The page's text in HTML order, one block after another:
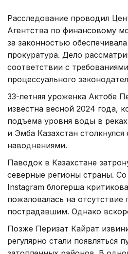
Расследование проводил
Агентства по финансовому
за законностью
прокуратура. Дело
соответствии с
процессуального
33-летняя уроженка Актобе
известна весной 2024 года,
подъема уровня воды в
и Эмба Казахстан
наводнениями.
Паводок в Казахстане
северные регионы страны.
Instagram блогерша
пожаловалась на
пострадавшим. Однако
Позже Перизат Кайрат
регулярно стали появляться